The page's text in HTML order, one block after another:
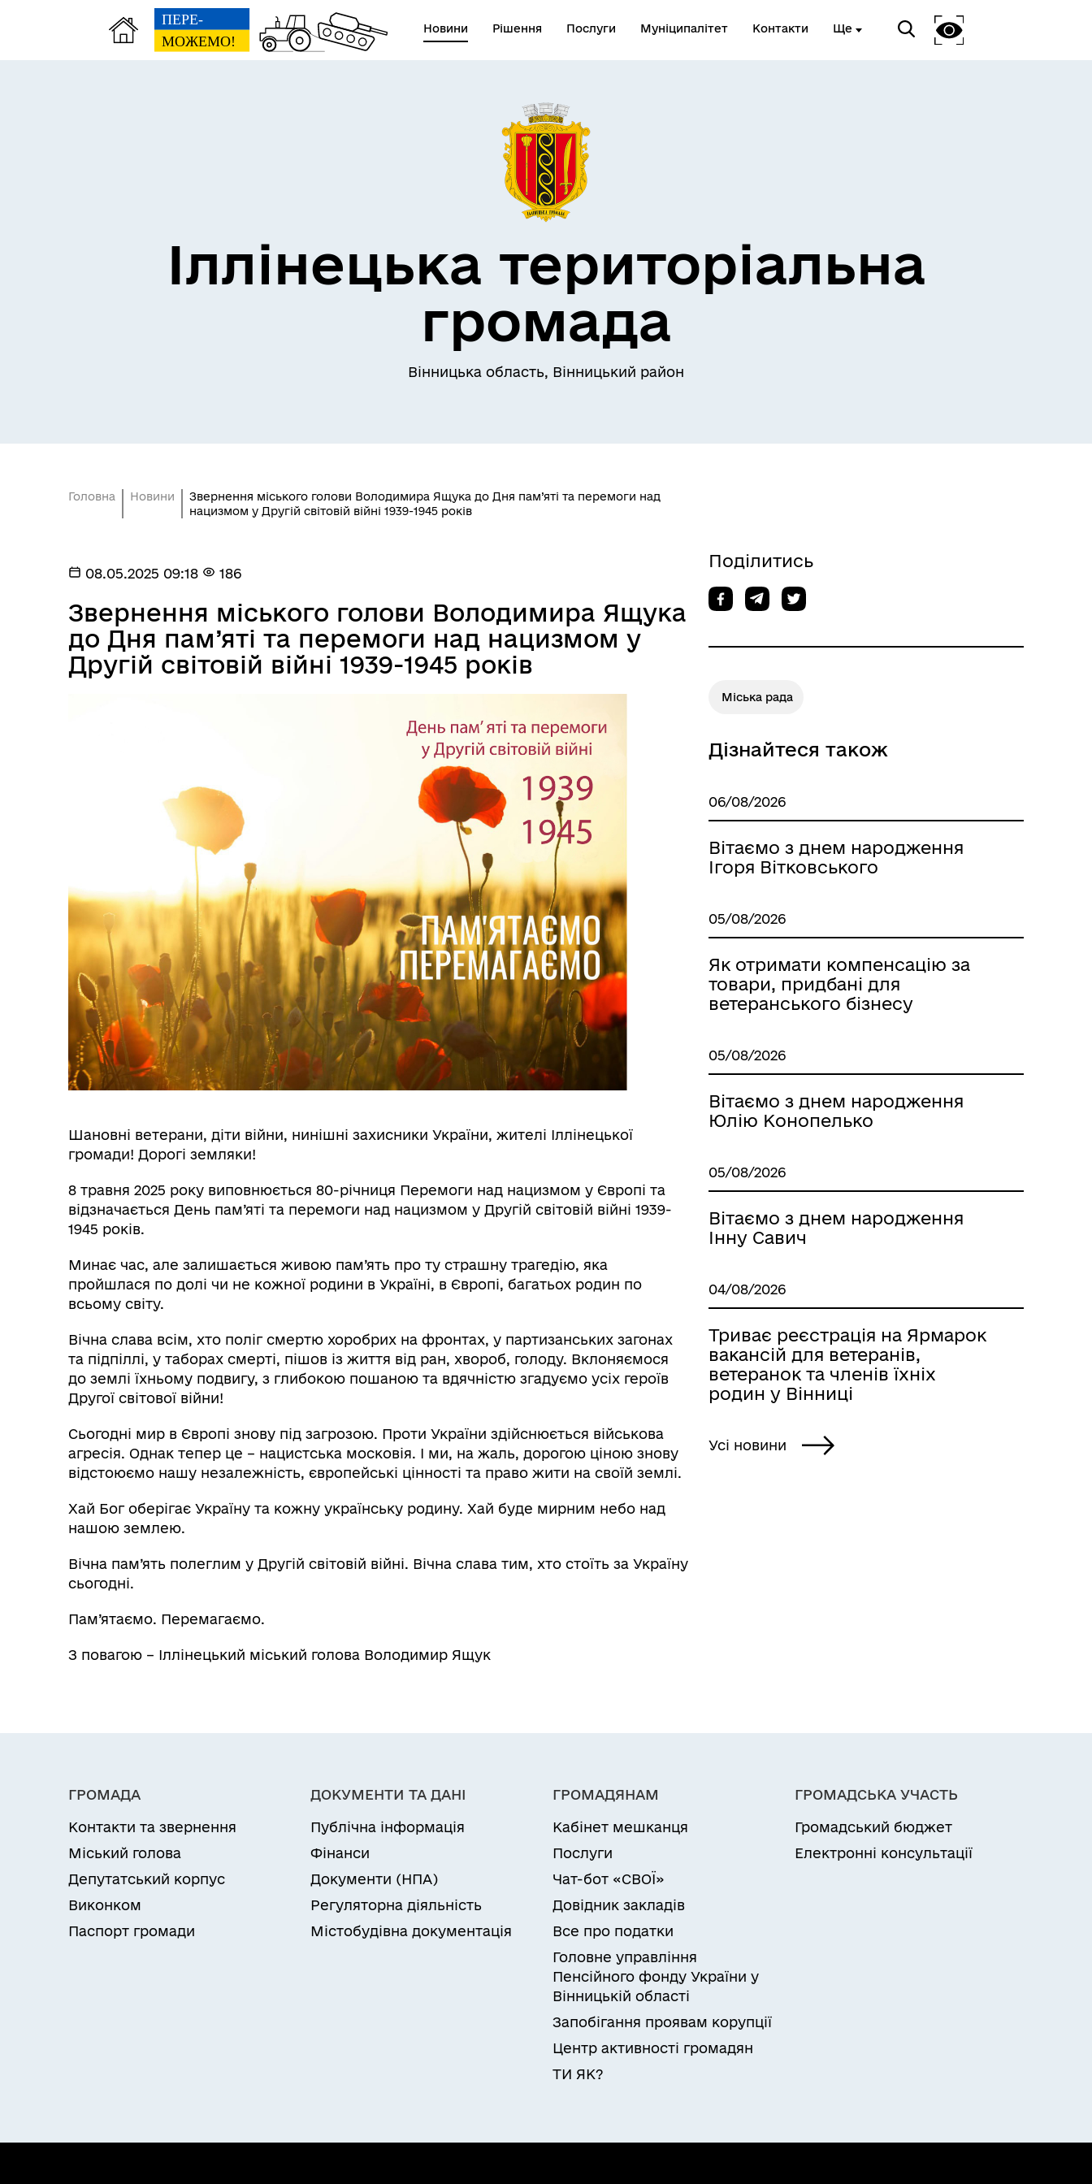
Новини Рішення Послуги Муніципалітет Контакти Ще
Іллінецька територіальна
громада
Вінницька область, Вінницький район
Головна Новини
Звернення міського голови Володимира Ящука до Дня пам’яті та перемоги над
нацизмом у Другій світовій війні 1939-1945 років
08.05.2025 09:18 186
Звернення міського голови Володимира Ящука
до Дня пам’яті та перемоги над нацизмом у
Другій світовій війні 1939-1945 років
Шановні ветерани, діти війни, нинішні захисники України, жителі Іллінецької
громади! Дорогі земляки!
8 травня 2025 року виповнюється 80-річниця Перемоги над нацизмом у Європі та
відзначається День пам’яті та перемоги над нацизмом у Другій світовій війні 1939-
1945 років.
Минає час, але залишається живою пам’ять про ту страшну трагедію, яка
пройшлася по долі чи не кожної родини в Україні, в Європі, багатьох родин по
всьому світу.
Вічна слава всім, хто поліг смертю хоробрих на фронтах, у партизанських загонах
та підпіллі, у таборах смерті, пішов із життя від ран, хвороб, голоду. Вклоняємося
до землі їхньому подвигу, з глибокою пошаною та вдячністю згадуємо усіх героїв
Другої світової війни!
Сьогодні мир в Європі знову під загрозою. Проти України здійснюється військова
агресія. Однак тепер це – нацистська московія. І ми, на жаль, дорогою ціною знову
відстоюємо нашу незалежність, європейські цінності та право жити на своїй землі.
Хай Бог оберігає Україну та кожну українську родину. Хай буде мирним небо над
нашою землею.
Вічна пам’ять полеглим у Другій світовій війні. Вічна слава тим, хто стоїть за Україну
сьогодні.
Пам’ятаємо. Перемагаємо.
З повагою – Іллінецький міський голова Володимир Ящук
Поділитись
Міська рада
Дізнайтеся також
06/08/2026
Вітаємо з днем народження
Ігоря Вітковського
05/08/2026
Як отримати компенсацію за
товари, придбані для
ветеранського бізнесу
05/08/2026
Вітаємо з днем народження
Юлію Конопелько
05/08/2026
Вітаємо з днем народження
Інну Савич
04/08/2026
Триває реєстрація на Ярмарок
вакансій для ветеранів,
ветеранок та членів їхніх
родин у Вінниці
Усі новини
ГРОМАДА
Контакти та звернення
Міський голова
Депутатський корпус
Виконком
Паспорт громади
ДОКУМЕНТИ ТА ДАНІ
Публічна інформація
Фінанси
Документи (НПА)
Регуляторна діяльність
Містобудівна документація
ГРОМАДЯНАМ
Кабінет мешканця
Послуги
Чат-бот «СВОЇ»
Довідник закладів
Все про податки
Головне управління
Пенсійного фонду України у
Вінницькій області
Запобігання проявам корупції
Центр активності громадян
ТИ ЯК?
ГРОМАДСЬКА УЧАСТЬ
Громадський бюджет
Електронні консультації